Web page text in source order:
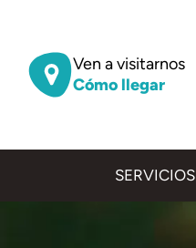
Ven a visitarnos
Cómo llegar
SERVICIOS